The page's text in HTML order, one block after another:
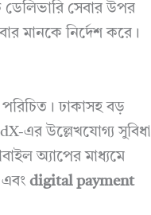
ডেলিভারি সেবার উপর
মানকে নির্দেশ করে।
ঢাকাসহ বড়
এর উল্লেখযোগ্য সুবিধা
অ্যাপের মাধ্যমে
এবং digital payment